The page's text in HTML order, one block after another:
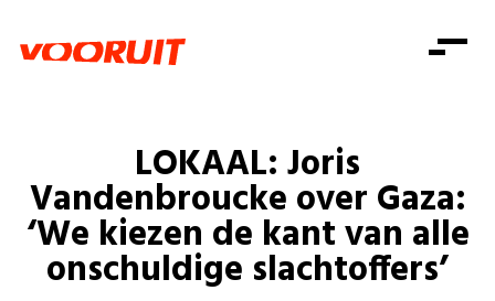
Zorg
Gelijke kansen
Welzijn
Onze mensen
Standpunten
Vacatures
Doe mee
Doe mee
Word lid
Shop
Zoeken
Login
Login
LOKAAL: Joris
Vandenbroucke over Gaza:
‘We kiezen de kant van alle
onschuldige slachtoffers’